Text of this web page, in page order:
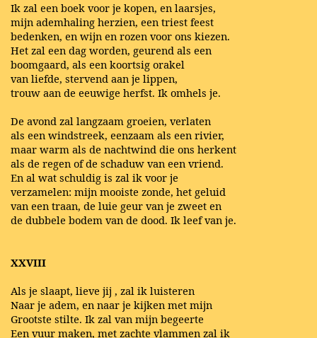
Ik zal een boek voor je kopen, en laarsjes,
mijn ademhaling herzien, een triest feest
bedenken, en wijn en rozen voor ons kiezen.
Het zal een dag worden, geurend als een
boomgaard, als een koortsig orakel
van liefde, stervend aan je lippen,
trouw aan de eeuwige herfst. Ik omhels je.
De avond zal langzaam groeien, verlaten
als een windstreek, eenzaam als een rivier,
maar warm als de nachtwind die ons herkent
als de regen of de schaduw van een vriend.
En al wat schuldig is zal ik voor je
verzamelen: mijn mooiste zonde, het geluid
van een traan, de luie geur van je zweet en
de dubbele bodem van de dood. Ik leef van je.
XXVIII
Als je slaapt, lieve jij , zal ik luisteren
Naar je adem, en naar je kijken met mijn
Grootste stilte. Ik zal van mijn begeerte
Een vuur maken, met zachte vlammen zal ik